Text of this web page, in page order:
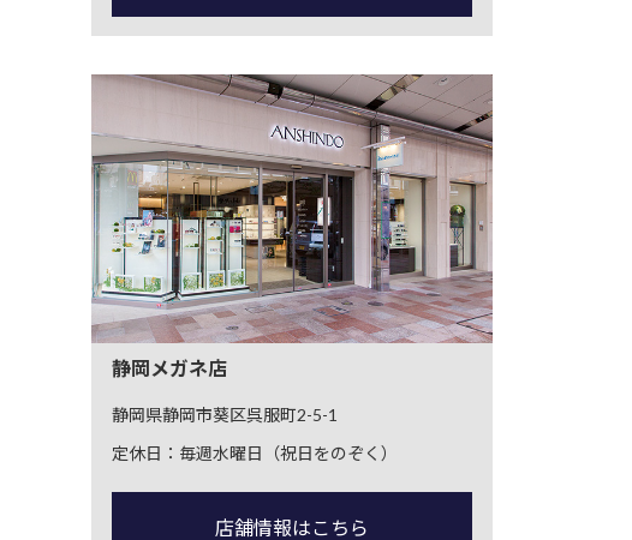
静岡メガネ店
静岡県静岡市葵区呉服町2-5-1
定休日：毎週水曜日（祝日をのぞく）
店舗情報はこちら